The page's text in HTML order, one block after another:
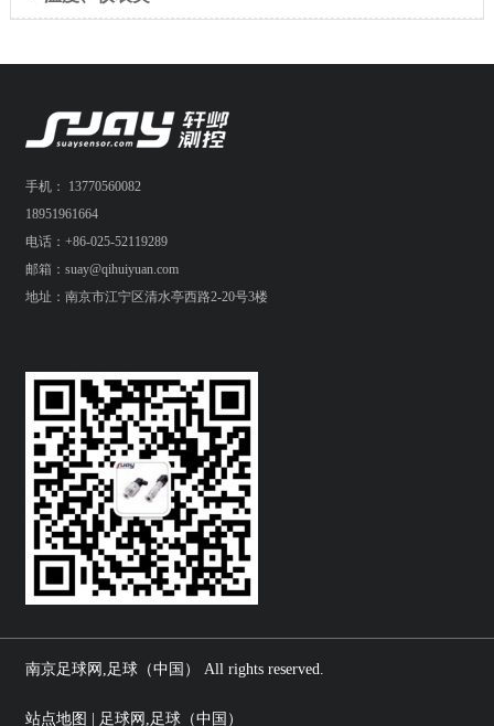
手机： 13770560082
18951961664
电话：+86-025-52119289
邮箱：suay@qihuiyuan.com
地址：南京市江宁区清水亭西路2-20号3楼
南京足球网,足球（中国） All rights reserved.
站点地图 | 足球网,足球（中国）